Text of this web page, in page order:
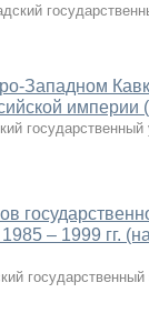
Западном
империи
государственный
– 1999 гг.